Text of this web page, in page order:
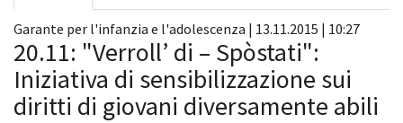
Garante per l'infanzia e l'adolescenza | 13.11.2015 | 10:27
20.11: "Verroll’ di – Spòstati":
Iniziativa di sensibilizzazione sui
diritti di giovani diversamente abili